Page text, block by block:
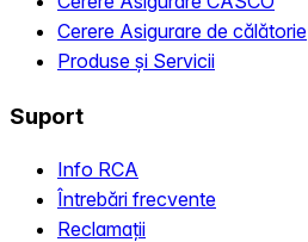
Cerere Asigurare de călătorie
Produse și Servicii
Suport
Info RCA
Întrebări frecvente
Reclamații